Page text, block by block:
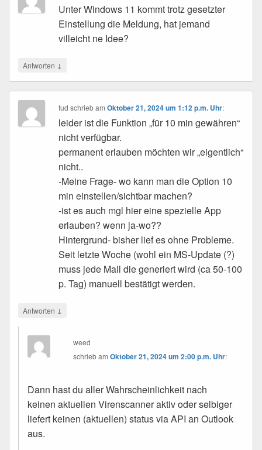
Unter Windows 11 kommt trotz gesetzter
Einstellung die Meldung, hat jemand
villeicht ne Idee?
Antworten ↓
fud schriebamOktober 21, 2024 um 1:12 p.m. Uhr:
leider ist die Funktion „für 10 min gewähren“
nicht verfügbar.
permanent erlauben möchten wir „eigentlich“
nicht..
-Meine Frage- wo kann man die Option 10
min einstellen/sichtbar machen?
-ist es auch mgl hier eine spezielle App
erlauben? wenn ja-wo??
Hintergrund- bisher lief es ohne Probleme.
Seit letzte Woche (wohl ein MS-Update (?)
muss jede Mail die generiert wird (ca 50-100
p. Tag) manuell bestätigt werden.
Antworten ↓
weed
schriebamOktober 21, 2024 um 2:00 p.m. Uhr:
Dann hast du aller Wahrscheinlichkeit nach
keinen aktuellen Virenscanner aktiv oder selbiger
liefert keinen (aktuellen) status via API an Outlook
aus.